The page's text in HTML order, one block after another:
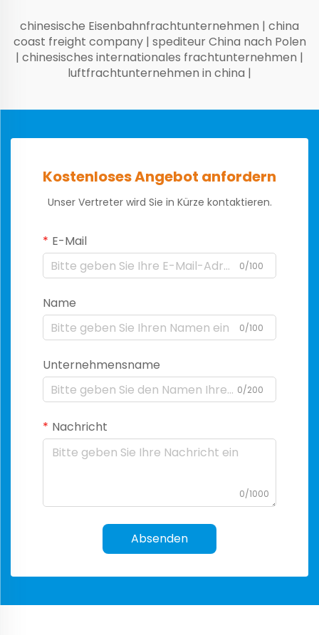
chinesische Eisenbahnfrachtunternehmen | china
coast freight company | spediteur China nach Polen
| chinesisches internationales frachtunternehmen |
luftfrachtunternehmen in china |
Kostenloses Angebot anfordern
Unser Vertreter wird Sie in Kürze kontaktieren.
E-Mail
0/100
Name
0/100
Unternehmensname
0/200
Nachricht
0/1000
Absenden